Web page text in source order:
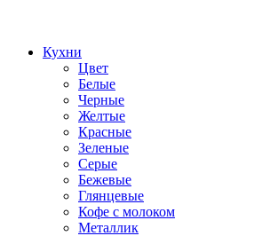
Кухни
Цвет
Белые
Черные
Желтые
Красные
Зеленые
Серые
Бежевые
Глянцевые
Кофе с молоком
Металлик